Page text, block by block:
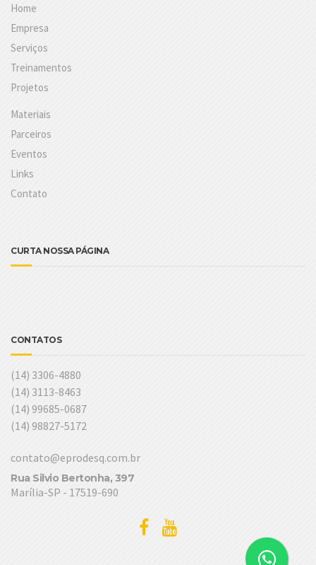
Home
Empresa
Serviços
Treinamentos
Projetos
Materiais
Parceiros
Eventos
Links
Contato
CURTA NOSSA PÁGINA
CONTATOS
(14) 3306-4880
(14) 3113-8463
(14) 99685-0687
(14) 98827-5172
contato@eprodesq.com.br
Rua Silvio Bertonha, 397
Marília-SP - 17519-690